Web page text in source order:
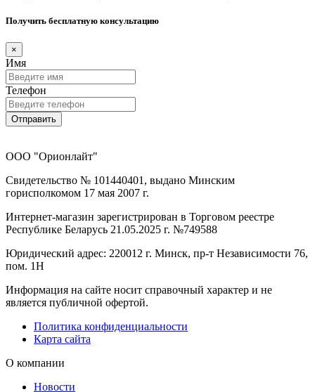
Получить бесплатную консультацию
×
Имя
Телефон
Отправить
ООО "Орионлайт"
Свидетельство № 101440401, выдано Минским
горисполкомом 17 мая 2007 г.
Интернет-магазин зарегистрирован в Торговом реестре
Республике Беларусь 21.05.2025 г. №749588
Юридический адрес: 220012 г. Минск, пр-т Независимости 76,
пом. 1Н
Информация на сайте носит справочный характер и не
является публичной офертой.
Политика конфиденциальности
Карта сайта
О компании
Новости